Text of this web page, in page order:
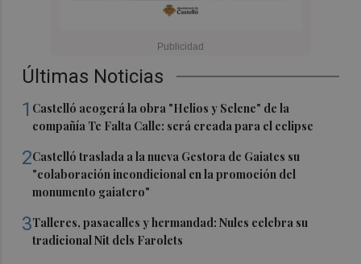
Últimas Noticias
1 Castelló acogerá la obra "Helios y Selene" de la
compañía Te Falta Calle: será creada para el eclipse
2Castelló traslada a la nueva Gestora de Gaiates su
"colaboración incondicional en la promoción del
monumento gaiatero"
3Talleres, pasacalles y hermandad: Nules celebra su
tradicional Nit dels Farolets